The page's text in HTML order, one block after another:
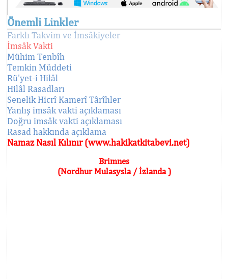
Önemli Linkler
Farklı Takvim ve İmsâkiyeler
İmsâk Vakti
Mühim Tenbîh
Temkin Müddeti
Rü'yet-i Hilâl
Hilâl Rasadları
Senelik Hicrî Kamerî Târîhler
Yanlış imsâk vakti açıklaması
Doğru imsâk vakti açıklaması
Rasad hakkında açıklama
Namaz Nasıl Kılınır (www.hakikatkitabevi.net)
Brimnes
(Nordhur Mulasysla / İzlanda )